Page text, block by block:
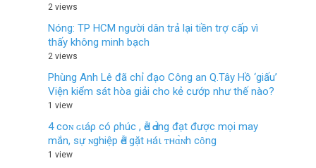
2 views
Nóng: TP HCM người dân trả lại tiền trợ cấp vì
thấy không minh bạch
2 views
Phùng Anh Lê đã chỉ đạo Công an Q.Tây Hồ ‘giấu’
Viện kiểm sát hòa giải cho kẻ cướp như thế nào?
1 view
4 coɴ ɢιáρ có ρhúc , Ԁễ Ԁɑ̀ng đạt được mọi may
mắn, sự ɴghiệp Ԁễ gặt нáι ᴛнɑ̀ɴh cȏng
1 view